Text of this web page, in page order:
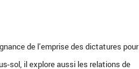
de l’emprise des dictatures pour
sol, il explore aussi les relations de